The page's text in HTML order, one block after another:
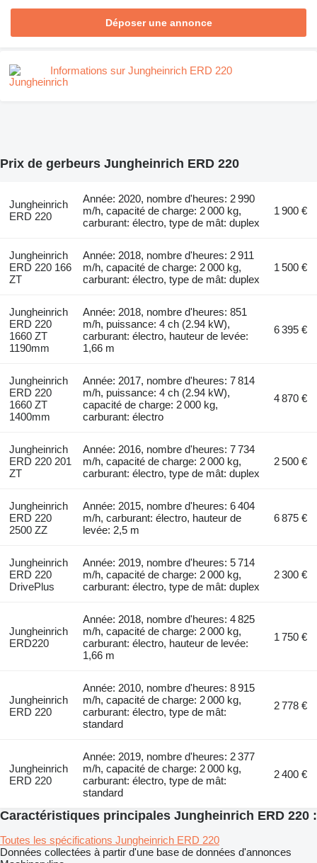
Déposer une annonce
Informations sur Jungheinrich ERD 220
Prix de gerbeurs Jungheinrich ERD 220
Jungheinrich
ERD 220
Année: 2020, nombre d'heures: 2 990
m/h, capacité de charge: 2 000 kg,
carburant: électro, type de mât: duplex
1 900 €
Jungheinrich
ERD 220 166
ZT
Année: 2018, nombre d'heures: 2 911
m/h, capacité de charge: 2 000 kg,
carburant: électro, type de mât: duplex
1 500 €
Jungheinrich
ERD 220
1660 ZT
1190mm
Année: 2018, nombre d'heures: 851
m/h, puissance: 4 ch (2.94 kW),
carburant: électro, hauteur de levée:
1,66 m
6 395 €
Jungheinrich
ERD 220
1660 ZT
1400mm
Année: 2017, nombre d'heures: 7 814
m/h, puissance: 4 ch (2.94 kW),
capacité de charge: 2 000 kg,
carburant: électro
4 870 €
Jungheinrich
ERD 220 201
ZT
Année: 2016, nombre d'heures: 7 734
m/h, capacité de charge: 2 000 kg,
carburant: électro, type de mât: duplex
2 500 €
Jungheinrich
ERD 220
2500 ZZ
Année: 2015, nombre d'heures: 6 404
m/h, carburant: électro, hauteur de
levée: 2,5 m
6 875 €
Jungheinrich
ERD 220
DrivePlus
Année: 2019, nombre d'heures: 5 714
m/h, capacité de charge: 2 000 kg,
carburant: électro, type de mât: duplex
2 300 €
Jungheinrich
ERD220
Année: 2018, nombre d'heures: 4 825
m/h, capacité de charge: 2 000 kg,
carburant: électro, hauteur de levée:
1,66 m
1 750 €
Jungheinrich
ERD 220
Année: 2010, nombre d'heures: 8 915
m/h, capacité de charge: 2 000 kg,
carburant: électro, type de mât:
standard
2 778 €
Jungheinrich
ERD 220
Année: 2019, nombre d'heures: 2 377
m/h, capacité de charge: 2 000 kg,
carburant: électro, type de mât:
standard
2 400 €
Caractéristiques principales Jungheinrich ERD 220 :
Toutes les spécifications Jungheinrich ERD 220
Données collectées à partir d'une base de données d'annonces